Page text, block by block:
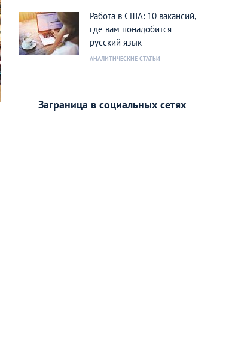
Работа в США: 10 вакансий,
где вам понадобится
русский язык
АНАЛИТИЧЕСКИЕ СТАТЬИ
Заграница в социальных сетях